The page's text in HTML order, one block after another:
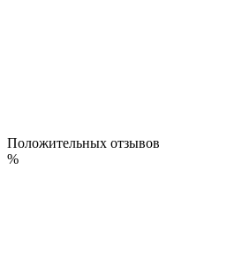
Положительных отзывов
%